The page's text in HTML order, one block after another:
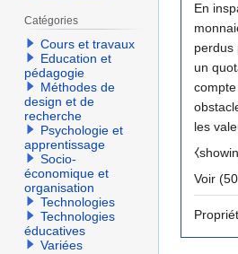
En
perdus pour la saison suivante. 4
un quota de
compte une
les
Voir (
Catégories
Cours et travaux
Education et
pédagogie
Méthodes de
design et de
recherche
Psychologie et
apprentissage
Socio-
économique et
organisation
Technologies
Technologies
éducatives
Variées